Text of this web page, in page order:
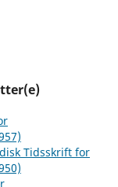
Tidsskrift for